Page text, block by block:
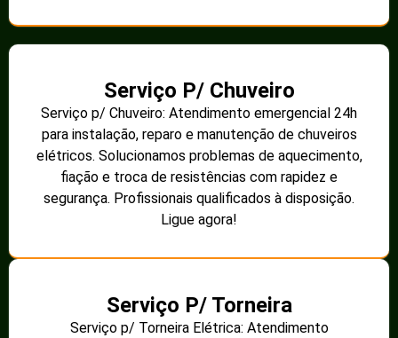
Serviço P/ Chuveiro
Serviço p/ Chuveiro: Atendimento emergencial 24h
para instalação, reparo e manutenção de chuveiros
elétricos. Solucionamos problemas de aquecimento,
fiação e troca de resistências com rapidez e
segurança. Profissionais qualificados à disposição.
Ligue agora!
Serviço P/ Torneira
Serviço p/ Torneira Elétrica: Atendimento